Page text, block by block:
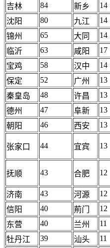
吉林
84 新乡 14
沈阳
80 九江 14
锦州
65 大同 14
临沂
63 咸阳 17
宝鸡
58 汉中 14
保定
52 广州 13
秦皇岛
48 许昌 13
德州
47 阜新 13
朝阳
46 西安 13
张家口 44 宜宾 13
抚顺 43 合肥 12
济南 43 河源 12
信阳
40 荊门 12
东营
40 兰州 11
牡丹江
39 汕头 11